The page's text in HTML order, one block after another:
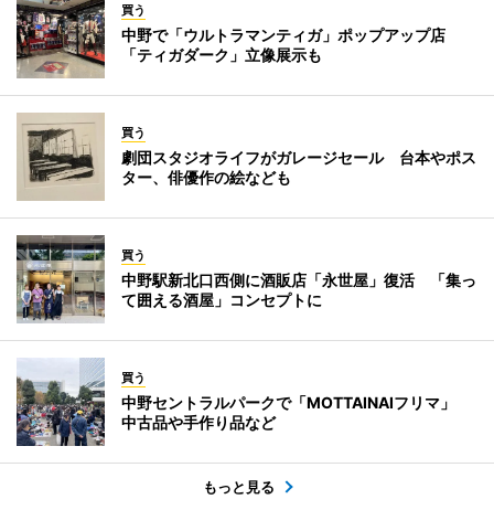
買う
中野で「ウルトラマンティガ」ポップアップ店
「ティガダーク」立像展示も
買う
劇団スタジオライフがガレージセール 台本やポス
ター、俳優作の絵なども
買う
中野駅新北口西側に酒販店「永世屋」復活 「集っ
て囲える酒屋」コンセプトに
買う
中野セントラルパークで「MOTTAINAIフリマ」
中古品や手作り品など
もっと見る